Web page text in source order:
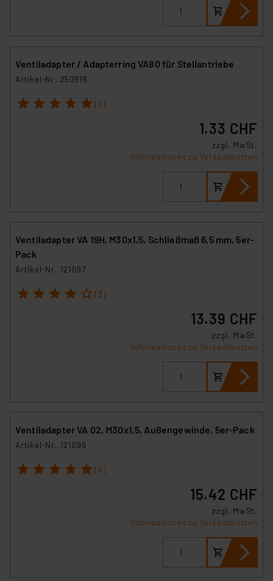
Ventiladapter / Adapterring VA80 für Stellantriebe
Artikel-Nr. 250916
1 2 3 4 5 (3)
1.33 CHF
zzgl. MwSt.
Informationen zu Versandkosten
Ventiladapter VA 19H, M30x1,5, Schließmaß 6,5 mm, 5er-
Pack
Artikel-Nr. 121097
1 2 3 4 5 (3)
13.39 CHF
zzgl. MwSt.
Informationen zu Versandkosten
Ventiladapter VA 02, M30x1,5, Außengewinde, 5er-Pack
Artikel-Nr. 121099
1 2 3 4 5 (4)
15.42 CHF
zzgl. MwSt.
Informationen zu Versandkosten